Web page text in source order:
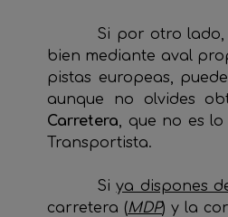
Si por otro
bien mediante aval
pistas europeas,
aunque no olvides
Carretera , que no es
Transportista.
Siya dispones
carretera (MDP) y la